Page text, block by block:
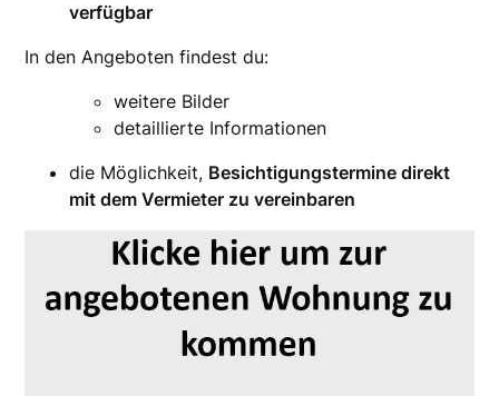
verfügbar
In den Angeboten findest du:
weitere Bilder
detaillierte Informationen
die Möglichkeit, Besichtigungstermine direkt
mit dem Vermieter zu vereinbaren